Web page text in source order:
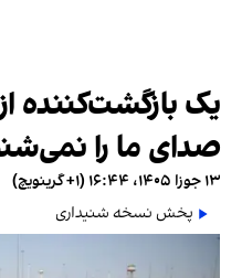
یک بازگشت‌کننده
صدای ما را
۱۳ جوزا ۱۴۰۵، ۱۶:۴۴ (‎+۱ گرینویچ)
پخش نسخه شنیداری